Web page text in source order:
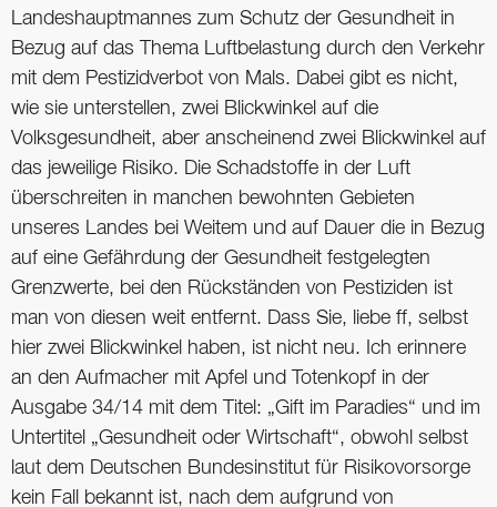
Landeshauptmannes zum Schutz der Gesundheit in
Bezug auf das Thema Luftbelastung durch den Verkehr
mit dem Pestizidverbot von Mals. Dabei gibt es nicht,
wie sie unterstellen, zwei Blickwinkel auf die
Volksgesundheit, aber anscheinend zwei Blickwinkel auf
das jeweilige Risiko. Die Schadstoffe in der Luft
überschreiten in manchen bewohnten Gebieten
unseres Landes bei Weitem und auf Dauer die in Bezug
auf eine Gefährdung der Gesundheit festgelegten
Grenzwerte, bei den Rückständen von Pestiziden ist
man von diesen weit entfernt. Dass Sie, liebe ff, selbst
hier zwei Blickwinkel haben, ist nicht neu. Ich erinnere
an den Aufmacher mit Apfel und Totenkopf in der
Ausgabe 34/14 mit dem Titel: „Gift im Paradies“ und im
Untertitel „Gesundheit oder Wirtschaft“, obwohl selbst
laut dem Deutschen Bundesinstitut für Risikovorsorge
kein Fall bekannt ist, nach dem aufgrund von